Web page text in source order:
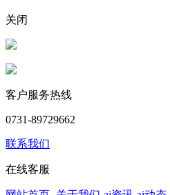
关闭
客户服务热线
0731-89729662
联系我们
在线客服